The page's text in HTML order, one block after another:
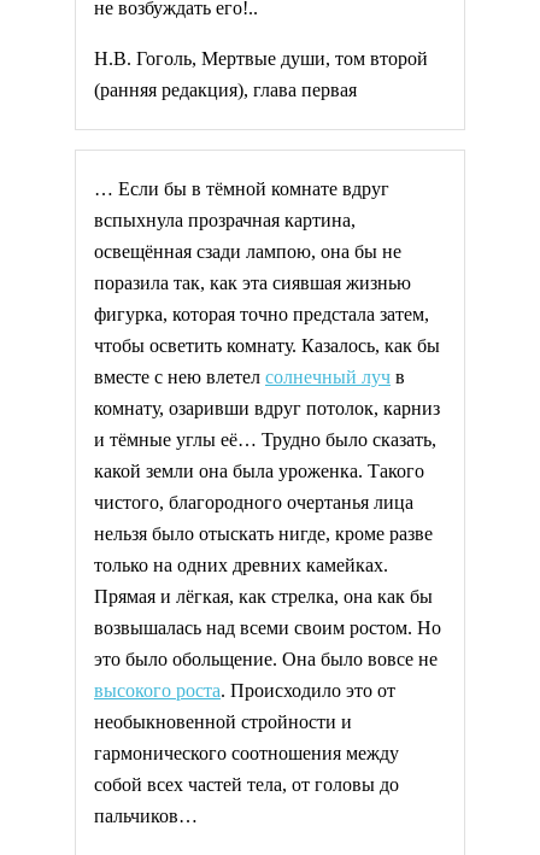
не возбуждать его!..
Н.В. Гоголь, Мертвые души, том второй
(ранняя редакция), глава первая
… Если бы в тёмной комнате вдруг
вспыхнула прозрачная картина,
освещённая сзади лампою, она бы не
поразила так, как эта сиявшая жизнью
фигурка, которая точно предстала затем,
чтобы осветить комнату. Казалось, как бы
вместе с нею влетел солнечный луч в
комнату, озаривши вдруг потолок, карниз
и тёмные углы её… Трудно было сказать,
какой земли она была уроженка. Такого
чистого, благородного очертанья лица
нельзя было отыскать нигде, кроме разве
только на одних древних камейках.
Прямая и лёгкая, как стрелка, она как бы
возвышалась над всеми своим ростом. Но
это было обольщение. Она было вовсе не
высокого роста. Происходило это от
необыкновенной стройности и
гармонического соотношения между
собой всех частей тела, от головы до
пальчиков…